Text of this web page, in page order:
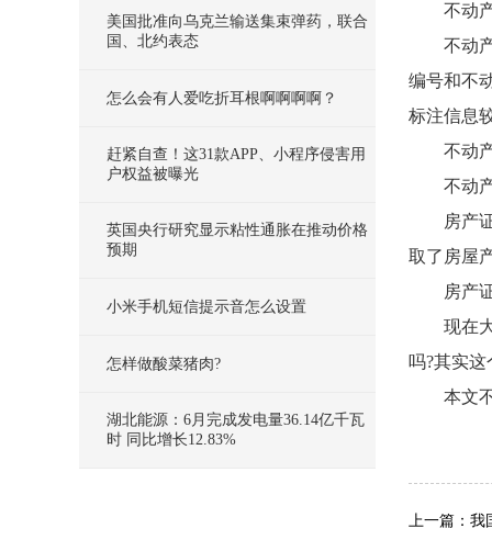
美国批准向乌克兰输送集束弹药，联合
国、北约表态
怎么会有人爱吃折耳根啊啊啊啊？
赶紧自查！这31款APP、小程序侵害用
户权益被曝光
英国央行研究显示粘性通胀在推动价格
预期
小米手机短信提示音怎么设置
怎样做酸菜猪肉?
湖北能源：6月完成发电量36.14亿千瓦
时 同比增长12.83%
不动
不动
编号和不
标注信息
不动
不动
房产
取了房屋
房产
现在
吗?其实
本文
上一篇：我